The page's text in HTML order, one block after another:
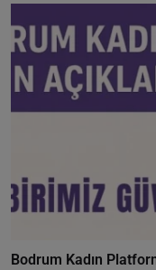
Bodrum Kadın